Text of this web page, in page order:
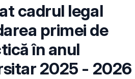
cadrul legal
primei de
în anul
2025 - 2026